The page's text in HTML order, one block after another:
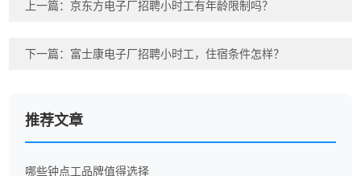
上一篇： 京东方电子厂招聘小时工有年龄限制吗？
下一篇： 富士康电子厂招聘小时工，住宿条件怎样？
推荐文章
哪些钟点工品牌值得选择